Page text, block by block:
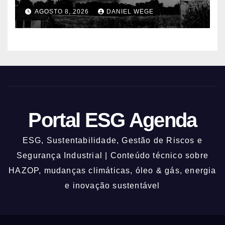
centenas de mortos
AGOSTO 8, 2026 DANIEL WEGE
Portal ESG Agenda
ESG, Sustentabilidade, Gestão de Riscos e
Segurança Industrial | Conteúdo técnico sobre
HAZOP, mudanças climáticas, óleo & gás, energia
e inovação sustentável